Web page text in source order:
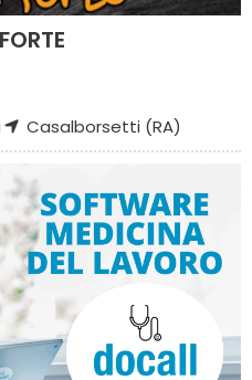
Casalborsetti (RA)